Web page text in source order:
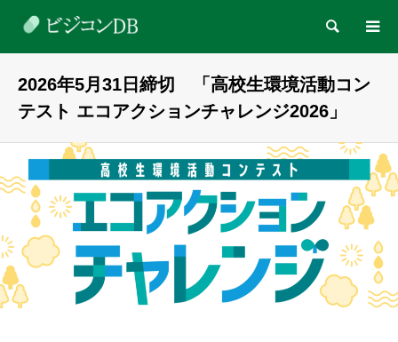
検索
2026年5月31日締切 「高校生環境活動コン
テスト エコアクションチャレンジ2026」